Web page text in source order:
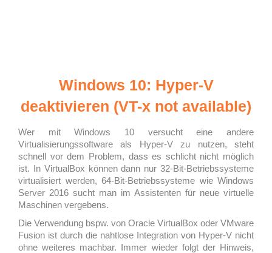
Windows 10: Hyper-V
deaktivieren (VT-x not available)
Wer mit Windows 10 versucht eine andere
Virtualisierungssoftware als Hyper-V zu nutzen, steht
schnell vor dem Problem, dass es schlicht nicht möglich
ist. In VirtualBox können dann nur 32-Bit-Betriebssysteme
virtualisiert werden, 64-Bit-Betriebssysteme wie Windows
Server 2016 sucht man im Assistenten für neue virtuelle
Maschinen vergebens.
Die Verwendung bspw. von Oracle VirtualBox oder VMware
Fusion ist durch die nahtlose Integration von Hyper-V nicht
ohne weiteres machbar. Immer wieder folgt der Hinweis,